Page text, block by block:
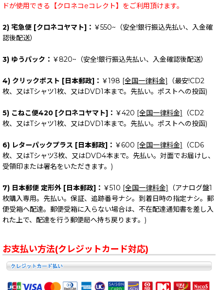
ドが使用できる【クロネコeコレクト】をご利用頂けます。
2) 宅急便 [クロネコヤマト]： ￥550~（安全!銀行振込先払い、入金確
認後配送）
3) ゆうパック： ￥820~（安全!銀行振込先払い、入金確認後配送）
4) クリックポスト [日本郵政]： ￥198 [全国一律料金]
（最安!CD2
枚、又はTシャツ1枚、又はDVD1本まで。先払い。ポストへの投函)
5) こねこ便420 [クロネコヤマト]： ￥420 [全国一律料金]
（CD2
枚、又はTシャツ1枚、又はDVD1本まで。先払い。ポストへの投函)
6) レターパックプラス [日本郵政]： ￥600 [全国一律料金]
（CD6
枚、又はTシャツ3枚、又はDVD4本まで。先払い。対面でお届けし、
受領印または署名をいただきます。)
7) 日本郵便 定形外 [日本郵政]： ￥510 [全国一律料金]
（アナログ盤1
枚購入専用。先払い。保証、追跡番号ナシ。到着日時の指定ナシ。郵
便受箱へ配達。郵便受箱に入らない場合は、不在配達通知書を差し入
れた上で、配達を行う郵便局へ持ち戻ります。)
お支払い方法(クレジットカード対応)